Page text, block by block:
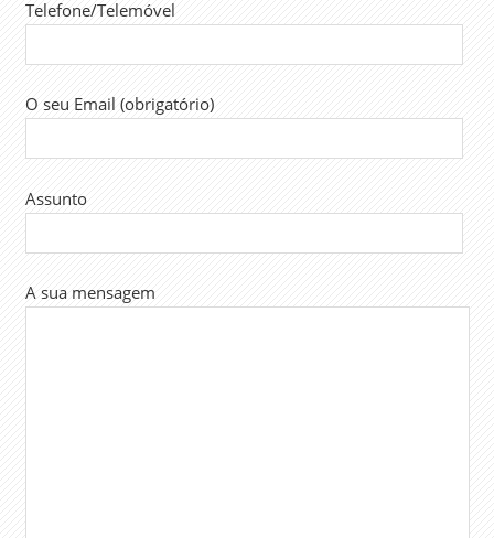
Telefone/Telemóvel
O seu Email (obrigatório)
Assunto
A sua mensagem